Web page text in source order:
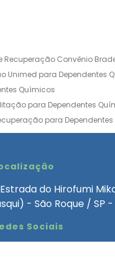
Recuperação Convênio
Unimed para Dependentes
Químicos
para Dependentes
para
Convênio Médico
de Recuperação
Clínica de
Químicos
Clinica
para Dependentes
Químicos Particular
Estrada do Hirofumi
- São Roque / SP -
Sociais